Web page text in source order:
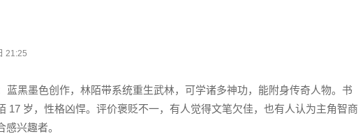
21:25
蓝黑墨色创作，林陌带系统重生武林，可学诸多神功，能附身传奇人物。书
17 岁，性格凶悍。评价褒贬不一，有人觉得文笔欠佳，也有人认为主角智商
兴趣者。